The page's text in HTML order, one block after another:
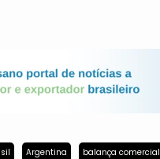
Argentina balança comercial